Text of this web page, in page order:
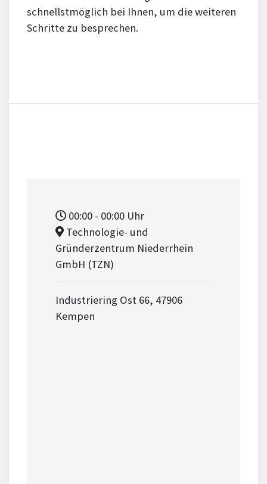
schnellstmöglich bei Ihnen, um die weiteren
Schritte zu besprechen.
00:00 - 00:00 Uhr
Technologie- und
Gründerzentrum Niederrhein
GmbH (TZN)
Industriering Ost 66, 47906
Kempen